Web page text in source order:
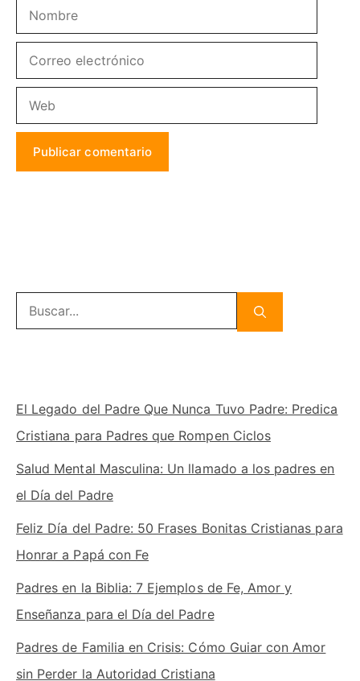
Nombre
Correo
electrónico
Web
Buscar:
El Legado del Padre Que Nunca Tuvo Padre: Predica
Cristiana para Padres que Rompen Ciclos
Salud Mental Masculina: Un llamado a los padres en
el Día del Padre
Feliz Día del Padre: 50 Frases Bonitas Cristianas para
Honrar a Papá con Fe
Padres en la Biblia: 7 Ejemplos de Fe, Amor y
Enseñanza para el Día del Padre
Padres de Familia en Crisis: Cómo Guiar con Amor
sin Perder la Autoridad Cristiana